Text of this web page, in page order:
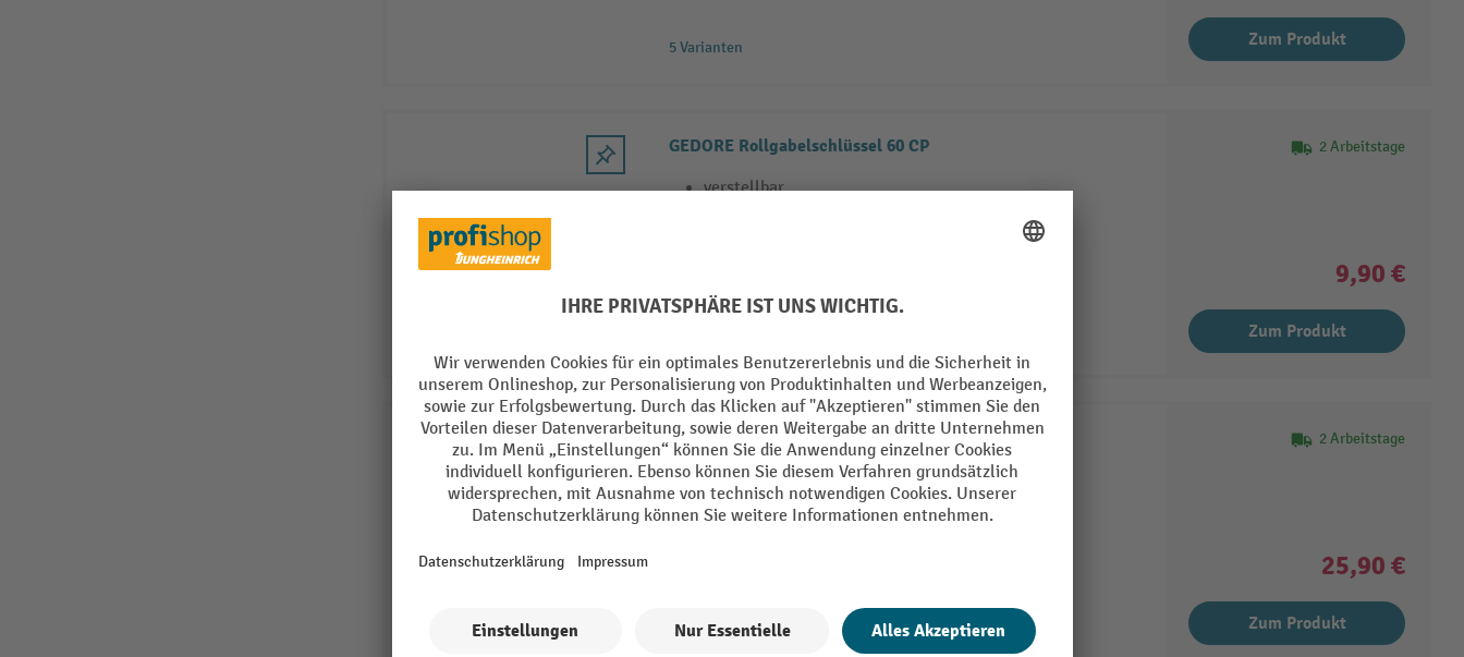
5 Varianten Zum Produkt
GEDORE Rollgabelschlüssel 60 CP
verstellbar
2 Arbeitstage
9,90 €
Zum Produkt
STAHLWILLE Rollgabelschlüssel 4025
verstellbar
rechtsgängig
5 Varianten
2 Arbeitstage
25,90 €
Zum Produkt